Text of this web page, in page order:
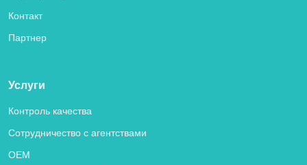
Контакт
Партнер
Услуги
Контроль качества
Сотрудничество с агентствами
OEM